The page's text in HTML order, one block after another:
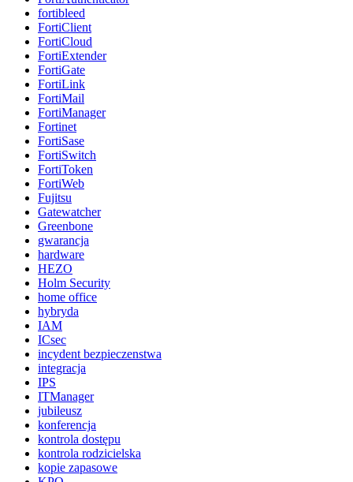
fortibleed
FortiClient
FortiCloud
FortiExtender
FortiGate
FortiLink
FortiMail
FortiManager
Fortinet
FortiSase
FortiSwitch
FortiToken
FortiWeb
Fujitsu
Gatewatcher
Greenbone
gwarancja
hardware
HEZO
Holm Security
home office
hybryda
IAM
ICsec
incydent bezpieczenstwa
integracja
IPS
ITManager
jubileusz
konferencja
kontrola dostępu
kontrola rodzicielska
kopie zapasowe